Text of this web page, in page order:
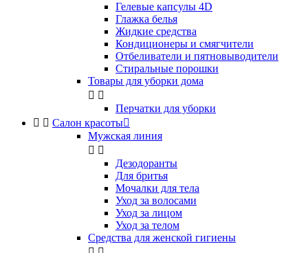
Гелевые капсулы 4D
Глажка белья
Жидкие средства
Кондиционеры и смягчители
Отбеливатели и пятновыводители
Стиральные порошки
Товары для уборки дома
 
Перчатки для уборки
  Салон красоты
Мужская линия
 
Дезодоранты
Для бритья
Мочалки для тела
Уход за волосами
Уход за лицом
Уход за телом
Средства для женской гигиены